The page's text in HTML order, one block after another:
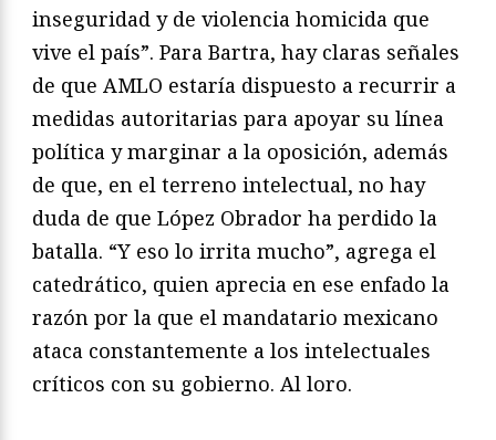
inseguridad y de violencia homicida que
vive el país”. Para Bartra, hay claras señales
de que AMLO estaría dispuesto a recurrir a
medidas autoritarias para apoyar su línea
política y marginar a la oposición, además
de que, en el terreno intelectual, no hay
duda de que López Obrador ha perdido la
batalla. “Y eso lo irrita mucho”, agrega el
catedrático, quien aprecia en ese enfado la
razón por la que el mandatario mexicano
ataca constantemente a los intelectuales
críticos con su gobierno. Al loro.